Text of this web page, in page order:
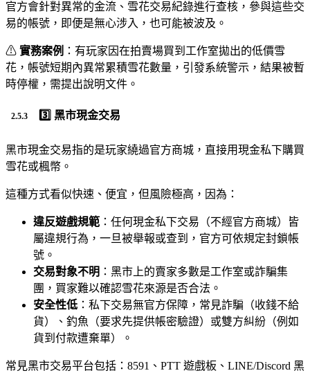
官方會針對異常的金流、雪花交易紀錄進行查核，參與這些交
易的帳號，即便是無心涉入，也可能被波及。
⚠ 實務案例 ：有玩家因在拍賣場買到工作室拋出的低價雪
花，帳號短期內異常累積雪花數量，引發系統警示，結果被暫
時停權，需提出說明文件。
3️⃣ 黑市現金交易
黑市現金交易指的是玩家繞過官方商城，直接用現金私下購買
雪花或楓幣。
這種方式看似快速、便宜，但風險極高，因為：
違反遊戲規範 ：任何現金私下交易（不經官方商城）皆
屬違規行為，一旦被舉報或查到，官方可依規定封鎖帳
號。
交易對象不明 ：黑市上的賣家多數是工作室或詐騙集
團，買家難以確認雪花來源是否合法。
安全性低 ：私下交易無官方保障，常見詐騙（收錢不給
貨）、釣魚（要求先提供帳密驗證）或雙方糾紛（例如
貨到付款遭棄單）。
常見黑市交易平台包括：8591、PTT 遊戲板、LINE/Discord 黑